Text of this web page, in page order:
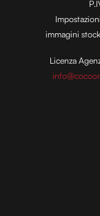
immagini
Licenza